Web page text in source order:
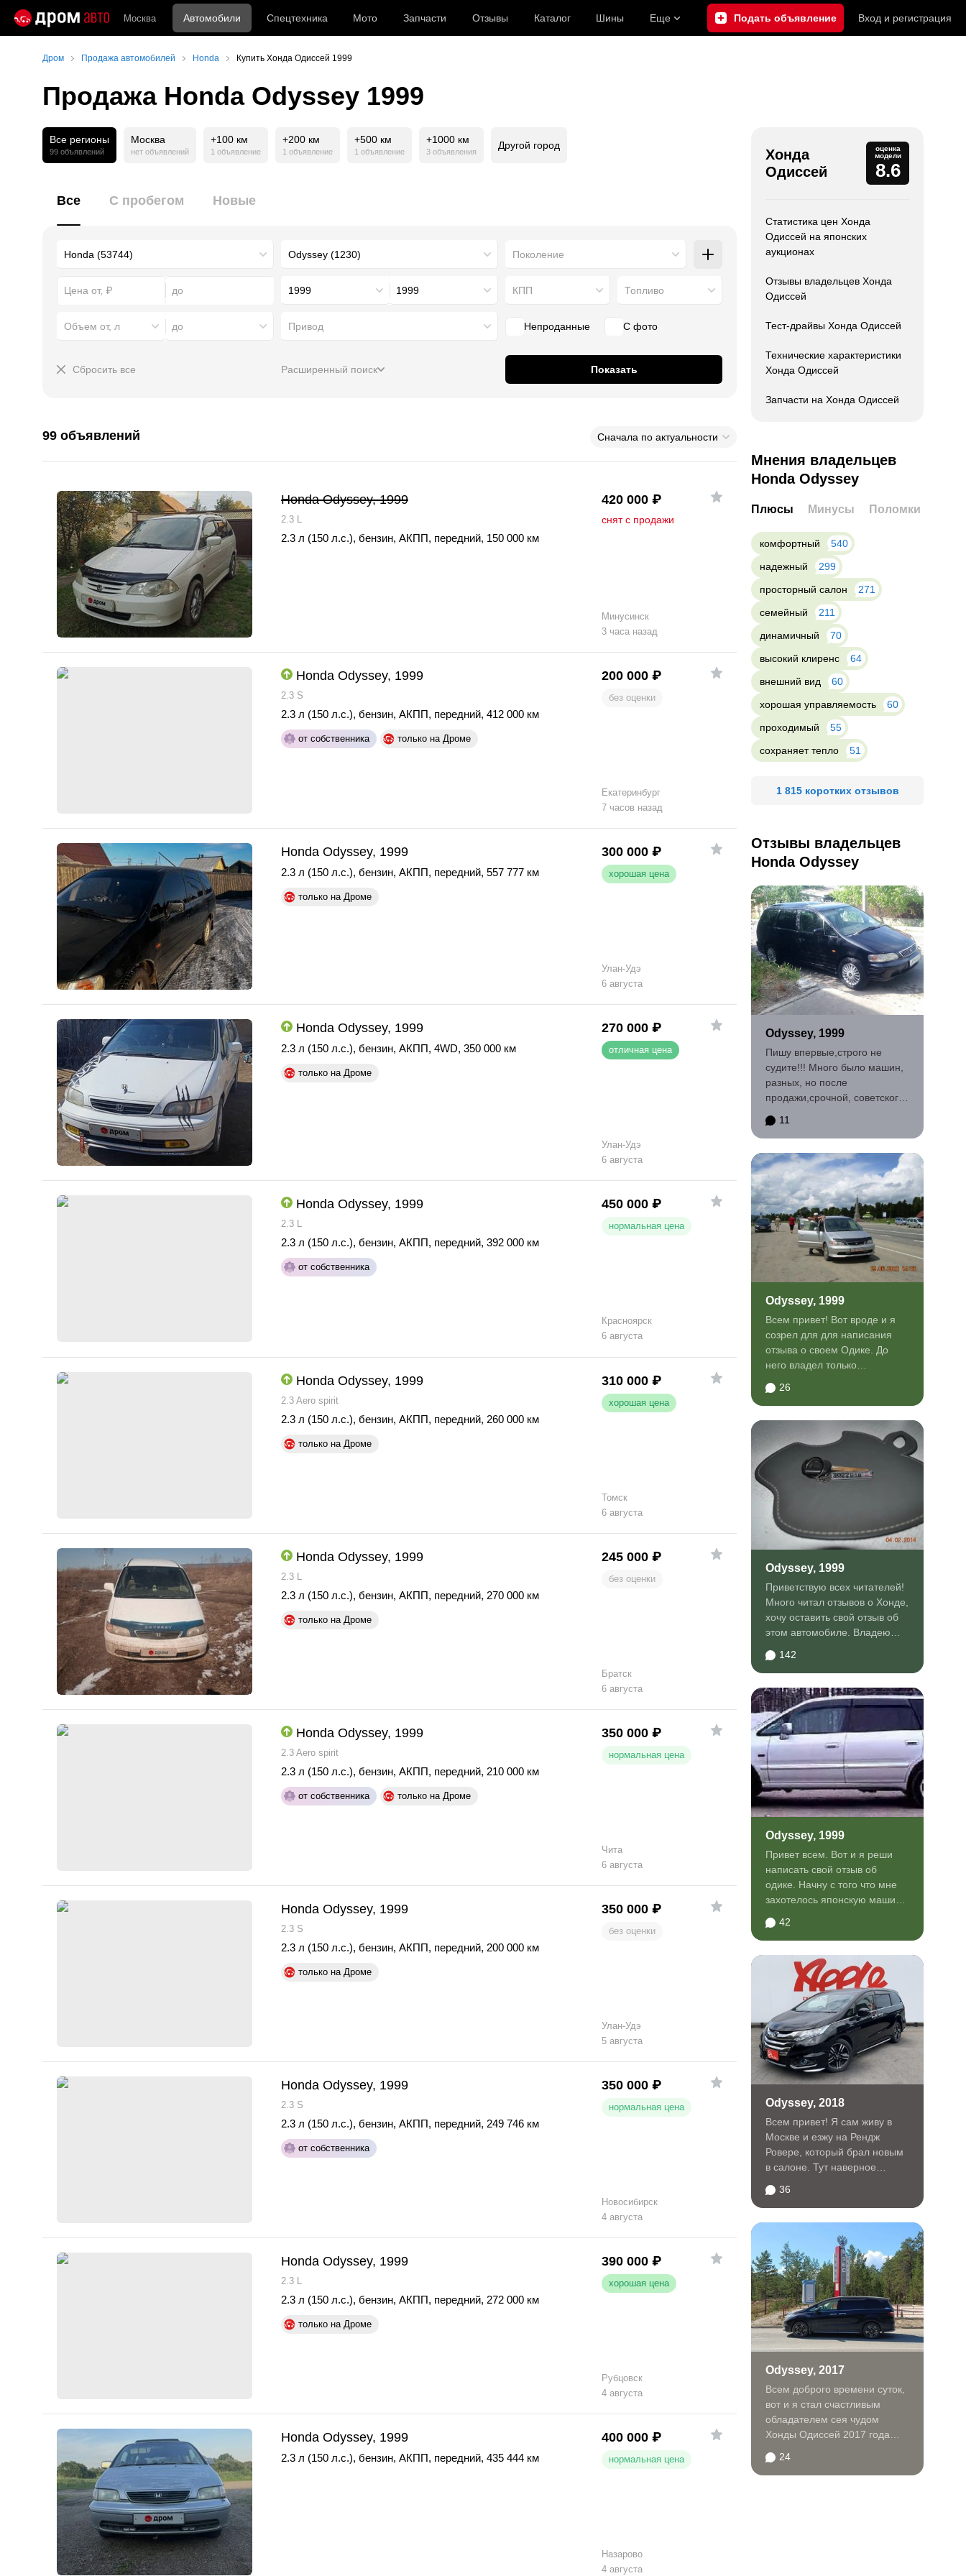
Москва Автомобили Спецтехника Мото Запчасти Отзывы Каталог Шины Еще Подать объявление Вход и регистрация
Дром Продажа автомобилей Honda Купить Хонда Одиссей 1999
Продажа Honda Odyssey 1999
Все регионы
99 объявлений
Москва
нет объявлений
+100 км
1 объявление
+200 км
1 объявление
+500 км
1 объявление
+1000 км
3 объявления
Другой город
Все С пробегом Новые
Поколение
1999 1999 КПП Топливо
Объем от, л до Привод Непроданные С фото
Сбросить все Расширенный поиск Показать
99 объявлений Сначала по актуальности
Honda Odyssey, 1999
2.3 L
2.3 л (150 л.с.), бензин, АКПП, передний, 150 000 км
420 000 ₽
снят с продажи
Минусинск
3 часа назад
Honda Odyssey, 1999
2.3 S
2.3 л (150 л.с.), бензин, АКПП, передний, 412 000 км
от собственника только на Дроме
200 000 ₽
без оценки
Екатеринбург
7 часов назад
Honda Odyssey, 1999
2.3 л (150 л.с.), бензин, АКПП, передний, 557 777 км
только на Дроме
300 000 ₽
хорошая цена
Улан-Удэ
6 августа
Honda Odyssey, 1999
2.3 л (150 л.с.), бензин, АКПП, 4WD, 350 000 км
только на Дроме
270 000 ₽
отличная цена
Улан-Удэ
6 августа
Honda Odyssey, 1999
2.3 L
2.3 л (150 л.с.), бензин, АКПП, передний, 392 000 км
от собственника
450 000 ₽
нормальная цена
Красноярск
6 августа
Honda Odyssey, 1999
2.3 Aero spirit
2.3 л (150 л.с.), бензин, АКПП, передний, 260 000 км
только на Дроме
310 000 ₽
хорошая цена
Томск
6 августа
Honda Odyssey, 1999
2.3 L
2.3 л (150 л.с.), бензин, АКПП, передний, 270 000 км
только на Дроме
245 000 ₽
без оценки
Братск
6 августа
Honda Odyssey, 1999
2.3 Aero spirit
2.3 л (150 л.с.), бензин, АКПП, передний, 210 000 км
от собственника только на Дроме
350 000 ₽
нормальная цена
Чита
6 августа
Honda Odyssey, 1999
2.3 S
2.3 л (150 л.с.), бензин, АКПП, передний, 200 000 км
только на Дроме
350 000 ₽
без оценки
Улан-Удэ
5 августа
Honda Odyssey, 1999
2.3 S
2.3 л (150 л.с.), бензин, АКПП, передний, 249 746 км
от собственника
350 000 ₽
нормальная цена
Новосибирск
4 августа
Honda Odyssey, 1999
2.3 L
2.3 л (150 л.с.), бензин, АКПП, передний, 272 000 км
только на Дроме
390 000 ₽
хорошая цена
Рубцовск
4 августа
Honda Odyssey, 1999
2.3 л (150 л.с.), бензин, АКПП, передний, 435 444 км
400 000 ₽
нормальная цена
Назарово
4 августа
Хонда
Одиссей
оценка
модели
8.6
Статистика цен Хонда
Одиссей на японских
аукционах
Отзывы владельцев Хонда
Одиссей
Тест-драйвы Хонда Одиссей
Технические характеристики
Хонда Одиссей
Запчасти на Хонда Одиссей
Мнения владельцев
Honda Odyssey
Плюсы Минусы Поломки
комфортный
540
надежный
299
просторный салон
271
семейный
211
динамичный
70
высокий клиренс
64
внешний вид
60
хорошая управляемость
60
проходимый
55
сохраняет тепло
51
1 815 коротких отзывов
Отзывы владельцев
Honda Odyssey
Odyssey, 1999
Пишу впервые,строго не
судите!!! Много было машин,
разных, но после
продажи,срочной, советского
слово:"лучше...
11
Odyssey, 1999
Всем привет! Вот вроде и я
созрел для для написания
отзыва о своем Одике. До
него владел только
26
Odyssey, 1999
Приветствую всех читателей!
Много читал отзывов о Хонде,
хочу оставить свой отзыв об
этом автомобиле. Владею
142
Odyssey, 1999
Привет всем. Вот и я реши
написать свой отзыв об
одике. Начну с того что мне
захотелось японскую машину
42
Odyssey, 2018
Всем привет! Я сам живу в
Москве и езжу на Рендж
Ровере, который брал новым
в салоне. Тут наверное
)))...
36
Odyssey, 2017
Всем доброго времени суток,
вот и я стал счастливым
обладателем сея чудом
Хонды Одиссей 2017 года
пользовании...
24